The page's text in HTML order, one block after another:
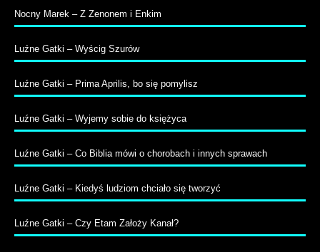
Nocny Marek – Z Zenonem i Enkim
Luźne Gatki – Wyścig Szurów
Luźne Gatki – Prima Aprilis, bo się pomylisz
Luźne Gatki – Wyjemy sobie do księżyca
Luźne Gatki – Co Biblia mówi o chorobach i innych sprawach
Luźne Gatki – Kiedyś ludziom chciało się tworzyć
Luźne Gatki – Czy Etam Założy Kanał?